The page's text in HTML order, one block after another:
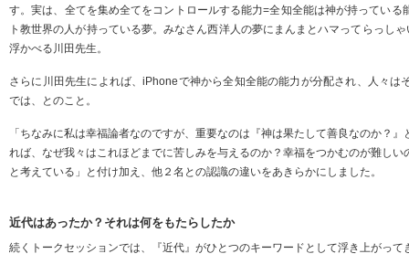
す。実は、全てを集め全てをコントロールする能力=全知全能は神が持っている
ト教世界の人が持っている夢。みなさん西洋人の夢にまんまとハマってらっし
浮かべる川田先生。
さらに川田先生によれば、iPhoneで神から全知全能の能力が分配され、人々は
では、とのこと。
「ちなみに私は幸福論者なのですが、重要なのは『神は果たして善良なのか？
れば、なぜ我々はこれほどまでに苦しみを与えるのか？幸福をつかむのが難しい
と考えている」と付け加え、他２名との認識の違いをあきらかにしました。
近代はあったか？それは何をもたらしたか
続くトークセッションでは、『近代』がひとつのキーワードとして浮き上がって